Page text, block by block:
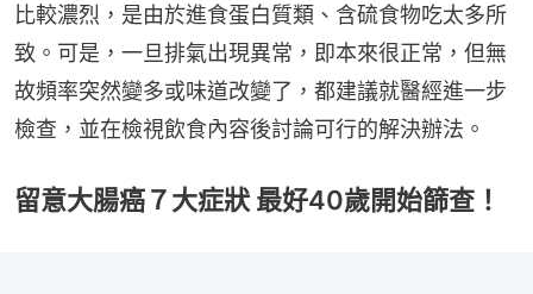
比較濃烈，是由於進食蛋白質類、含硫食物吃太多所
致。可是，一旦排氣出現異常，即本來很正常，但無
故頻率突然變多或味道改變了，都建議就醫經進一步
檢查，並在檢視飲食內容後討論可行的解決辦法。
留意大腸癌７大症狀 最好40歲開始篩查！